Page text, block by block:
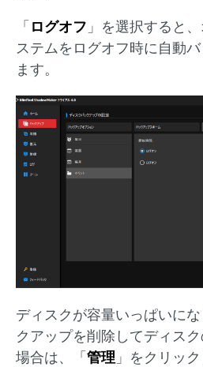
「ログオフ 」を選択すると
ステムをログオフ時に自動
ます。
ディスクが容量いっぱいに
クアップを削除してディス
場合は、「管理 」をクリッ